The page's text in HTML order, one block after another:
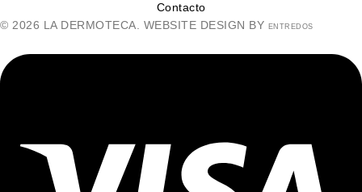
Contacto
© 2026 LA DERMOTECA. WEBSITE DESIGN BY ENTREDOS